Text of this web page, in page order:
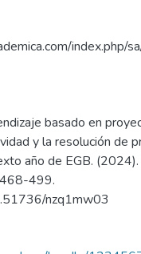
index.php/
basado en
y la resolución de
año de EGB. (2024).
499.
nzq1mw03